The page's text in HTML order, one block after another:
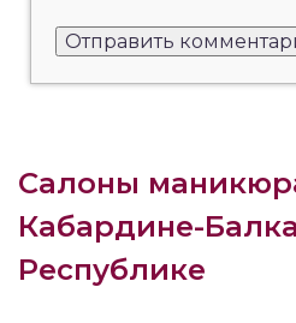
Салоны
Кабардине-
Республике